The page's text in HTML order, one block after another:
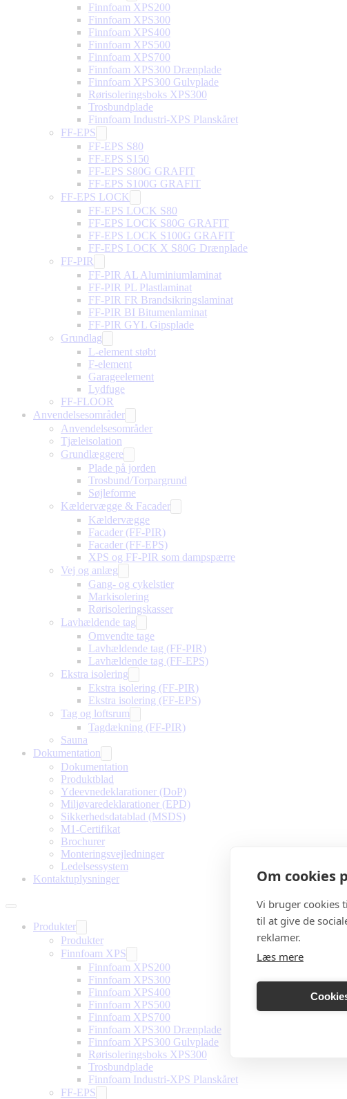
Om cookies
Vi bruger cookies
til at give de
reklamer.
Læs mere
Finnfoam XPS200
Finnfoam XPS300
Finnfoam XPS400
Finnfoam XPS500
Finnfoam XPS700
Finnfoam XPS300 Drænplade
Finnfoam XPS300 Gulvplade
Rørisoleringsboks XPS300
Trosbundplade
Finnfoam Industri-XPS Planskåret
FF-EPS
FF-EPS S80
FF-EPS S150
FF-EPS S80G GRAFIT
FF-EPS S100G GRAFIT
FF-EPS LOCK
FF-EPS LOCK S80
FF-EPS LOCK S80G GRAFIT
FF-EPS LOCK S100G GRAFIT
FF-EPS LOCK X S80G Drænplade
FF-PIR
FF-PIR AL Aluminiumlaminat
FF-PIR PL Plastlaminat
FF-PIR FR Brandsikringslaminat
FF-PIR BI Bitumenlaminat
FF-PIR GYL Gipsplade
Grundlag
L-element støbt
F-element
Garageelement
Lydfuge
FF-FLOOR
Anvendelsesområder
Anvendelsesområder
Tjæleisolation
Grundlæggere
Plade på jorden
Trosbund/Torpargrund
Søjleforme
Kældervægge & Facader
Kældervægge
Facader (FF-PIR)
Facader (FF-EPS)
XPS og FF-PIR som dampspærre
Vej og anlæg
Gang- og cykelstier
Markisolering
Rørisoleringskasser
Lavhældende tag
Omvendte tage
Lavhældende tag (FF-PIR)
Lavhældende tag (FF-EPS)
Ekstra isolering
Ekstra isolering (FF-PIR)
Ekstra isolering (FF-EPS)
Tag og loftsrum
Tagdækning (FF-PIR)
Sauna
Dokumentation
Dokumentation
Produktblad
Ydeevnedeklarationer (DoP)
Miljøvaredeklarationer (EPD)
Sikkerhedsdatablad (MSDS)
M1-Certifikat
Brochurer
Monteringsvejledninger
Ledelsessystem
Kontaktuplysninger
Produkter
Produkter
Finnfoam XPS
Finnfoam XPS200
Finnfoam XPS300
Finnfoam XPS400
Finnfoam XPS500
Finnfoam XPS700
Finnfoam XPS300 Drænplade
Finnfoam XPS300 Gulvplade
Rørisoleringsboks XPS300
Trosbundplade
Finnfoam Industri-XPS Planskåret
FF-EPS